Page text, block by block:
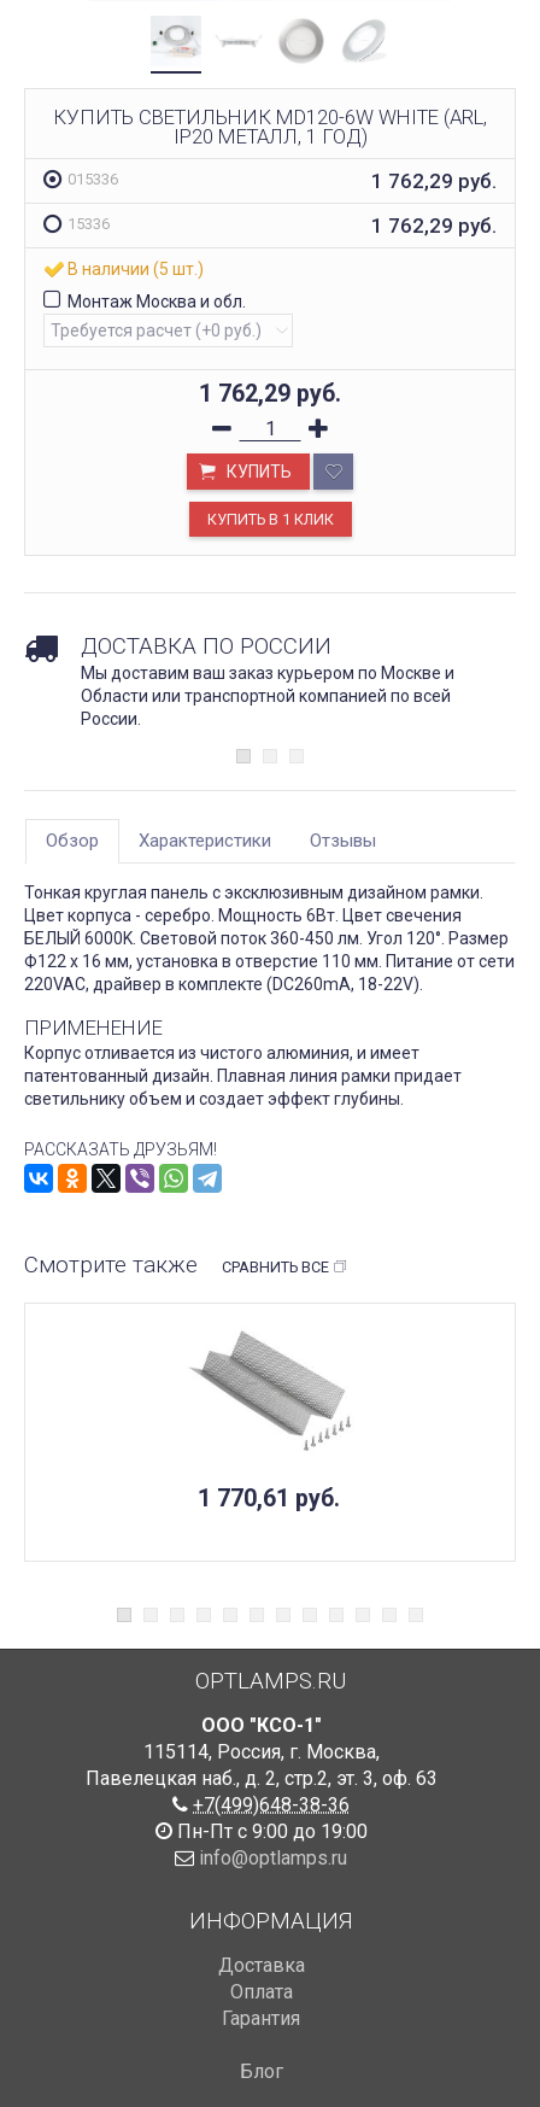
КУПИТЬ СВЕТИЛЬНИК MD120-6W WHITE (ARL,
IP20 МЕТАЛЛ, 1 ГОД)
015336 1 762,29 руб.
15336 1 762,29 руб.
В наличии (5 шт.)
Монтаж Москва и обл.
1 762,29 руб.
КУПИТЬ
ДОСТАВКА ПО РОССИИ
Мы доставим ваш заказ курьером по Москве и
Области или транспортной компанией по всей
России.
Обзор Характеристики Отзывы
Тонкая круглая панель с эксклюзивным дизайном рамки.
Цвет корпуса - серебро. Мощность 6Вт. Цвет свечения
БЕЛЫЙ 6000K. Световой поток 360-450 лм. Угол 120°. Размер
Ф122 x 16 мм, установка в отверстие 110 мм. Питание от сети
220VAC, драйвер в комплекте (DC260mA, 18-22V).
ПРИМЕНЕНИЕ
Корпус отливается из чистого алюминия, и имеет
патентованный дизайн. Плавная линия рамки придает
светильнику объем и создает эффект глубины.
РАССКАЗАТЬ ДРУЗЬЯМ!
Смотрите также СРАВНИТЬ ВСЕ
1 770,61 руб.
OPTLAMPS.RU
ООО "КСО-1"
115114, Россия, г. Москва,
Павелецкая наб., д. 2, стр.2, эт. 3, оф. 63
+7(499)648-38-36
Пн-Пт с 9:00 до 19:00
info@optlamps.ru
ИНФОРМАЦИЯ
Доставка
Оплата
Гарантия
Блог